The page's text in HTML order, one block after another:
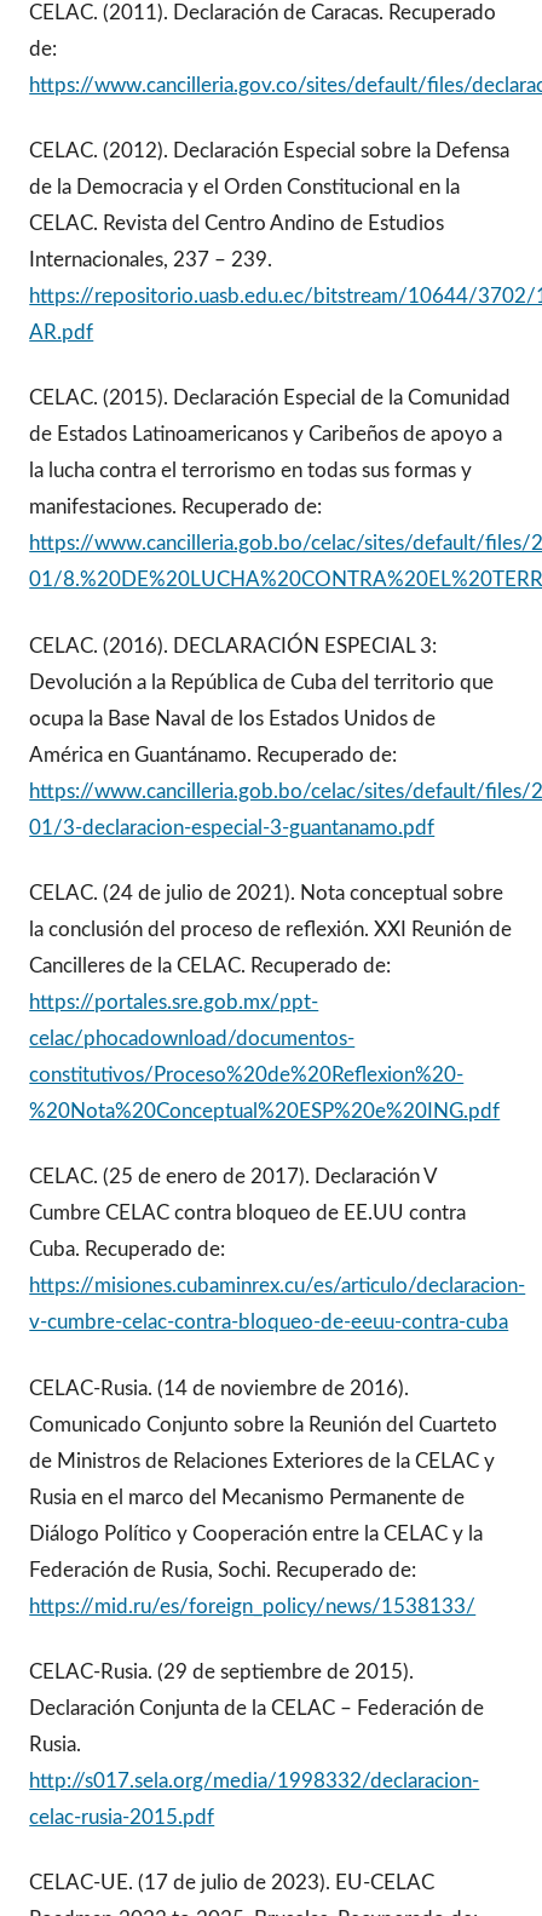
CELAC. (2011). Declaración de Caracas. Recuperado
de:
https://www.cancilleria.gov.co/sites/default/files/
CELAC. (2012). Declaración Especial sobre la Defensa
de la Democracia y el Orden Constitucional en la
CELAC. Revista del Centro Andino de Estudios
Internacionales, 237 – 239.
https://repositorio.uasb.edu.ec/bitstream/10644/
AR.pdf
CELAC. (2015). Declaración Especial de la Comunidad
de Estados Latinoamericanos y Caribeños de apoyo a
la lucha contra el terrorismo en todas sus formas y
manifestaciones. Recuperado de:
https://www.cancilleria.gob.bo/celac/sites/default/files/
01/
CELAC. (2016). DECLARACIÓN ESPECIAL 3:
Devolución a la República de Cuba del territorio que
ocupa la Base Naval de los Estados Unidos de
América en Guantánamo. Recuperado de:
https://www.cancilleria.gob.bo/celac/sites/default/files/
01/3-declaracion-especial-3-guantanamo.pdf
CELAC. (24 de julio de 2021). Nota conceptual sobre
la conclusión del proceso de reflexión. XXI Reunión de
Cancilleres de la CELAC. Recuperado de:
https://portales.sre.gob.mx/ppt-
celac/phocadownload/documentos-
constitutivos/Proceso%20de%20Reflexion%20-
%20Nota%20Conceptual%20ESP%20e%20ING.pdf
CELAC. (25 de enero de 2017). Declaración V
Cumbre CELAC contra bloqueo de EE.UU contra
Cuba. Recuperado de:
https://misiones.cubaminrex.cu/es/articulo/declaracion-
v-cumbre-celac-contra-bloqueo-de-eeuu-contra-cuba
CELAC-Rusia. (14 de noviembre de 2016).
Comunicado Conjunto sobre la Reunión del Cuarteto
de Ministros de Relaciones Exteriores de la CELAC y
Rusia en el marco del Mecanismo Permanente de
Diálogo Político y Cooperación entre la CELAC y la
Federación de Rusia, Sochi. Recuperado de:
https://mid.ru/es/foreign_policy/news/1538133/
CELAC-Rusia. (29 de septiembre de 2015).
Declaración Conjunta de la CELAC – Federación de
Rusia.
http://s017.sela.org/media/1998332/declaracion-
celac-rusia-2015.pdf
CELAC-UE. (17 de julio de 2023). EU-CELAC